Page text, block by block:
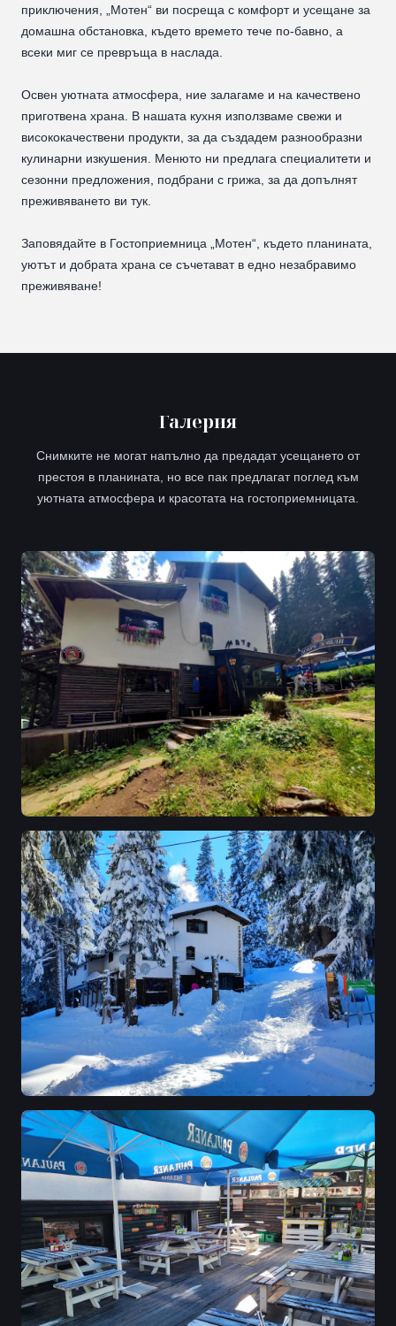
приключения, „Мотен“ ви посреща с комфорт и усещане за
домашна обстановка, където времето тече по-бавно, а
всеки миг се превръща в наслада.
Освен уютната атмосфера, ние залагаме и на качествено
приготвена храна. В нашата кухня използваме свежи и
висококачествени продукти, за да създадем разнообразни
кулинарни изкушения. Менюто ни предлага специалитети и
сезонни предложения, подбрани с грижа, за да допълнят
преживяването ви тук.
Заповядайте в Гостоприемница „Мотен“, където планината,
уютът и добрата храна се съчетават в едно незабравимо
преживяване!
Галерия
Снимките не могат напълно да предадат усещането от
престоя в планината, но все пак предлагат поглед към
уютната атмосфера и красотата на гостоприемницата.